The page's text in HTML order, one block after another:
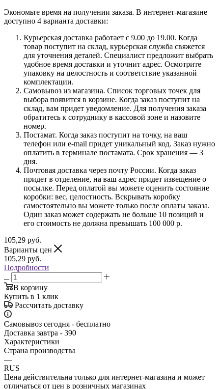
Экономьте время на получении заказа. В интернет-магазине
доступно 4 варианта доставки:
Курьерская доставка работает с 9.00 до 19.00. Когда
товар поступит на склад, курьерская служба свяжется
для уточнения деталей. Специалист предложит выбрать
удобное время доставки и уточнит адрес. Осмотрите
упаковку на целостность и соответствие указанной
комплектации.
Самовывоз из магазина. Список торговых точек для
выбора появится в корзине. Когда заказ поступит на
склад, вам придет уведомление. Для получения заказа
обратитесь к сотруднику в кассовой зоне и назовите
номер.
Постамат. Когда заказ поступит на точку, на ваш
телефон или e-mail придет уникальный код. Заказ нужно
оплатить в терминале постамата. Срок хранения — 3
дня.
Почтовая доставка через почту России. Когда заказ
придет в отделение, на ваш адрес придет извещение о
посылке. Перед оплатой вы можете оценить состояние
коробки: вес, целостность. Вскрывать коробку
самостоятельно вы можете только после оплаты заказа.
Один заказ может содержать не больше 10 позиций и
его стоимость не должна превышать 100 000 р.
105,29 руб.
Варианты цен
105,29 руб.
Подробности
В корзину
Купить в 1 клик
Рассчитать доставку
Самовывоз сегодня - бесплатно
Доставка завтра - 390
Характеристики
Страна производства
—
RUS
Цена действительна только для интернет-магазина и может
отличаться от цен в розничных магазинах